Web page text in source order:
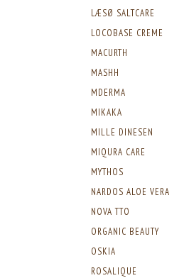
LÆSØ SALTCARE
LOCOBASE CREME
MACURTH
MASHH
MDERMA
MIKAKA
MILLE DINESEN
MIQURA CARE
MYTHOS
NARDOS ALOE VERA
NOVA TTO
ORGANIC BEAUTY
OSKIA
ROSALIQUE